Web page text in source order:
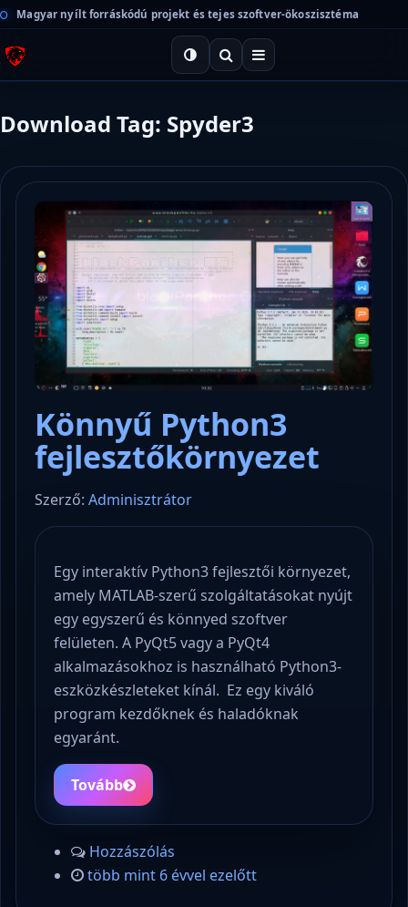
Magyar nyílt forráskódú projekt és tejes szoftver-ökoszisztéma
Download Tag: Spyder3
Könnyű Python3
fejlesztőkörnyezet
Szerző: Adminisztrátor
Egy interaktív Python3 fejlesztői környezet,
amely MATLAB-szerű szolgáltatásokat nyújt
egy egyszerű és könnyed szoftver
felületen. A PyQt5 vagy a PyQt4
alkalmazásokhoz is használható Python3-
eszközkészleteket kínál. Ez egy kiváló
program kezdőknek és haladóknak
egyaránt.
Tovább
Hozzászólás
több mint 6 évvel ezelőtt